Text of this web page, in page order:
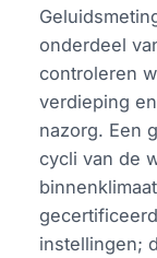
onderdeel
controleren
verdieping
nazorg. Een
cycli van de
instellingen;